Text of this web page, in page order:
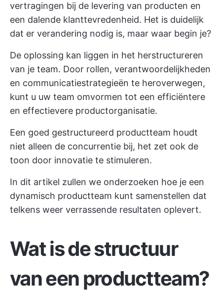
vertragingen bij de levering van producten en
een dalende klanttevredenheid. Het is duidelijk
dat er verandering nodig is, maar waar begin je?
De oplossing kan liggen in het herstructureren
van je team. Door rollen, verantwoordelijkheden
en communicatiestrategieën te heroverwegen,
kunt u uw team omvormen tot een efficiëntere
en effectievere productorganisatie.
Een goed gestructureerd productteam houdt
niet alleen de concurrentie bij, het zet ook de
toon door innovatie te stimuleren.
In dit artikel zullen we onderzoeken hoe je een
dynamisch productteam kunt samenstellen dat
telkens weer verrassende resultaten oplevert.
Wat is de structuur
van een productteam?